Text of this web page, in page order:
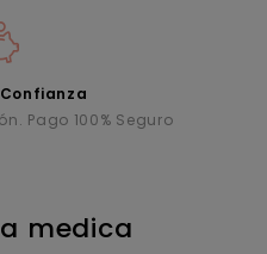
Pago 100% Seguro
medica